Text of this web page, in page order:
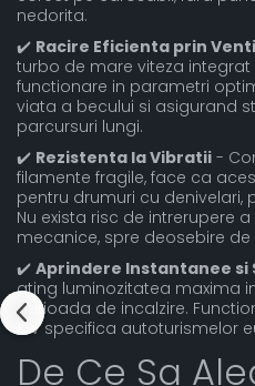
nedorita.
✔️ Racire Eficienta prin
turbo de mare viteza
functionare in parametri
viata a becului si asigurand
parcursuri lungi.
✔️ Rezistenta la Vibratii -
filamente fragile, face ca
pentru drumuri cu denivelari,
Nu exista risc de intrerupere
mecanice, spre deosebire
✔️ Aprindere Instantanee si
ating luminozitatea maxima
perioada de incalzire.
12V specifica autoturismelor
De Ce Sa